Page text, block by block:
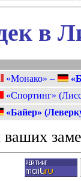
в
«Монако» –
«Спортинг»
«Байер»
ваших